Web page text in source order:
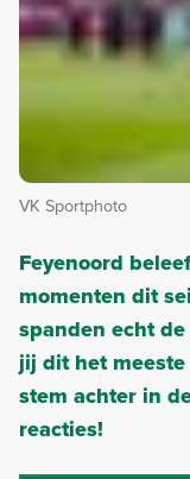
VK Sportphoto
Feyenoord
momenten dit
spanden echt
jij dit het
stem achter in
reacties!